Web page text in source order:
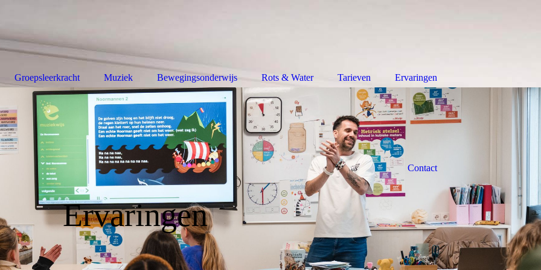
Ervaringen
Groepsleerkracht Muziek Bewegingsonderwijs Rots & Water Tarieven Ervaringen
Contact